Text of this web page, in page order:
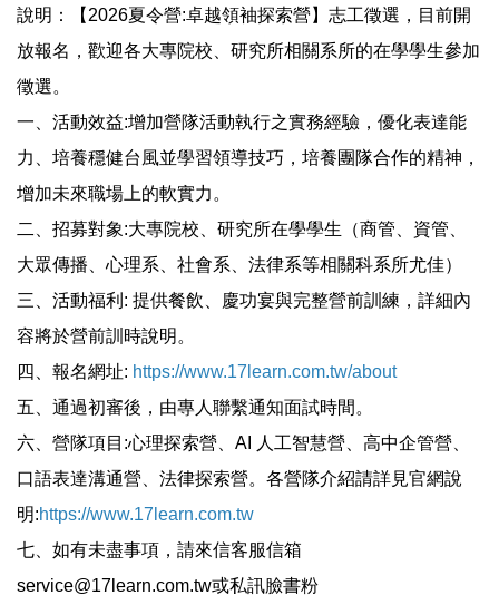
說明：【2026夏令營:卓越領袖探索營】志工徵選，目前開
放報名，歡迎各大專院校、研究所相關系所的在學學生參加
徵選。
一、活動效益:增加營隊活動執行之實務經驗，優化表達能
力、培養穩健台風並學習領導技巧，培養團隊合作的精神，
增加未來職場上的軟實力。
二、招募對象:大專院校、研究所在學學生（商管、資管、
大眾傳播、心理系、社會系、法律系等相關科系所尤佳）
三、活動福利: 提供餐飲、慶功宴與完整營前訓練，詳細內
容將於營前訓時說明。
四、報名網址: https://www.17learn.com.tw/about
五、通過初審後，由專人聯繫通知面試時間。
六、營隊項目:心理探索營、AI 人工智慧營、高中企管營、
口語表達溝通營、法律探索營。各營隊介紹請詳見官網說
明:https://www.17learn.com.tw
七、如有未盡事項，請來信客服信箱
service@17learn.com.tw或私訊臉書粉